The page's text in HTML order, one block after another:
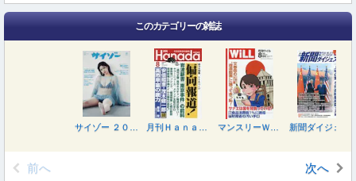
このカテゴリーの雑誌
前へ 次へ